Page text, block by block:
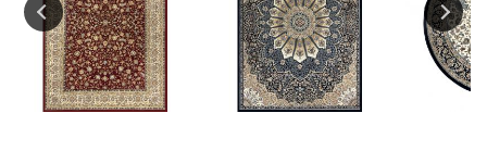
Kolekcja
Da Vinci
Kraj pochodzenia Belgia